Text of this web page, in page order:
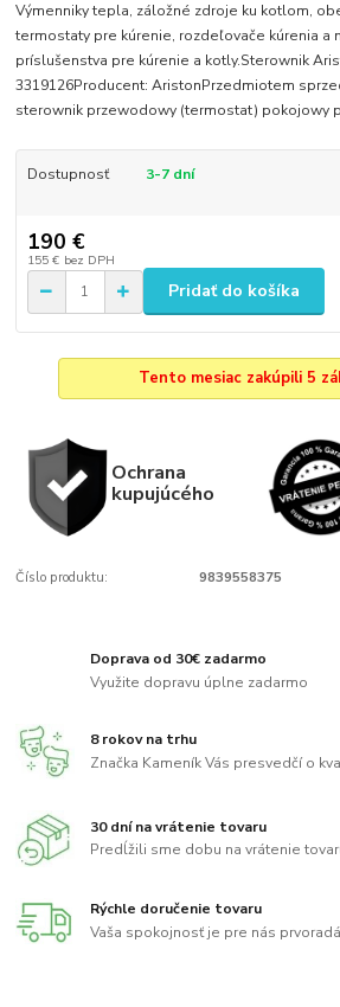
Výmenniky tepla, záložné zdroje ku kotlom,
termostaty pre kúrenie, rozdeľovače kúrenia a
príslušenstva pre kúrenie a kotly.Sterownik
3319126Producent: AristonPrzedmiotem
sterownik przewodowy (termostat) pokojowy
Dostupnosť 3-7 dní
190 €
155 € bez DPH
Pridať do košíka
Tento mesiac zakúpili 5
Ochrana
kupujúcého
Číslo produktu: 9839558375
Doprava od 30€ zadarmo
Využite dopravu úplne zadarmo
8 rokov na trhu
Značka Kameník Vás presvedčí o
30 dní na vrátenie tovaru
Predĺžili sme dobu na vrátenie
Rýchle doručenie tovaru
Vaša spokojnosť je pre nás prvoradá